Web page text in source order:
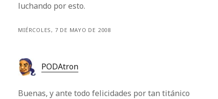
luchando por esto.
MIÉRCOLES, 7 DE MAYO DE 2008
PODAtron
Buenas, y ante todo felicidades por tan titánico